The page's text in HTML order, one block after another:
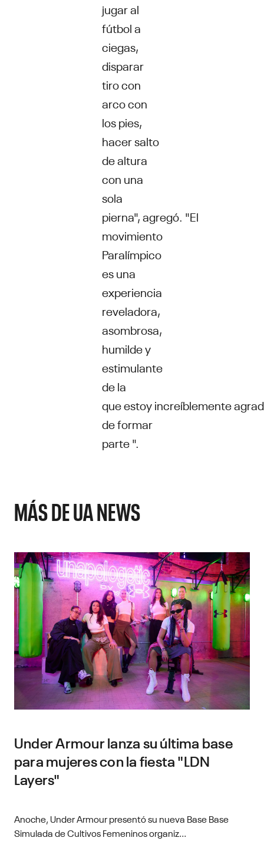
jugar al
fútbol a
ciegas,
disparar
tiro con
arco con
los pies,
hacer salto
de altura
con una
sola
pierna", agregó. "El
movimiento
Paralímpico
es una
experiencia
reveladora,
asombrosa,
humilde y
estimulante
de la
que estoy increíblemente
de formar
parte ".
MÁS DE UA NEWS
Under Armour lanza su última base
para mujeres con la fiesta "LDN
Layers"
Anoche, Under Armour presentó su nueva Base Base
Simulada de Cultivos Femeninos organiz...